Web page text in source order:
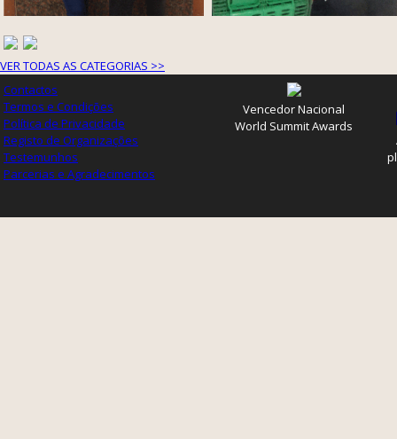
VER TODAS AS CATEGORIAS >>
Contactos
Termos e Condições
Política de Privacidade
Registo de Organizações
Testemunhos
Parcerias e Agradecimentos
Vencedor Nacional
World Summit Awards